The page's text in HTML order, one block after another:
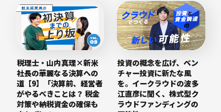
税理士・山内真理×新米
社長の華麗なる決算への
道【9】「決算前、経営者
がやるべきことは？ 税金
対策や納税資金の確保も
投資の概念を広げ、ベン
チャー投資に新たな風
を。イークラウドの波多
江直彦に聞く、株式型ク
ラウドファンディングの